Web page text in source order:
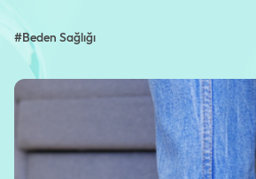
#Beden Sağlığı